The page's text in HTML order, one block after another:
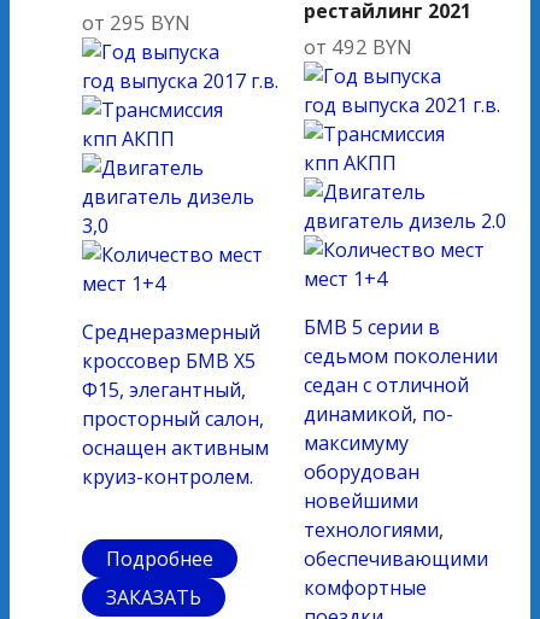
от 295 BYN
год выпуска 2017 г.в.
кпп АКПП
двигатель дизель
3,0
мест 1+4
Среднеразмерный
кроссовер БМВ Х5
Ф15, элегантный,
просторный салон,
оснащен активным
круиз-контролем.
Подробнее
ЗАКАЗАТЬ
рестайлинг 2021
от 492 BYN
год выпуска 2021 г.в.
кпп АКПП
двигатель дизель 2.0
мест 1+4
БМВ 5 серии в
седьмом поколении
седан с отличной
динамикой, по-
максимуму
оборудован
новейшими
технологиями,
обеспечивающими
комфортные